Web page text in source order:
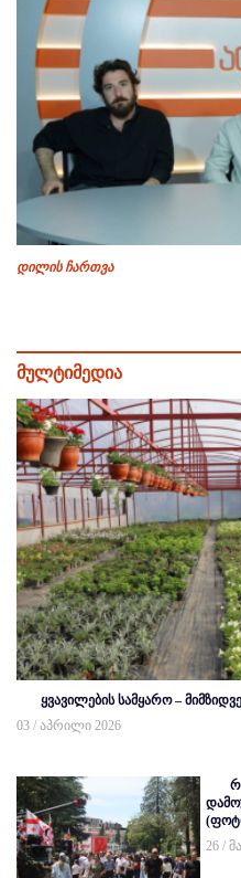
დილის ჩართვა
მულტიმედია
ყვავილების სამყარო –
03 / აპრილი 2026
26 /